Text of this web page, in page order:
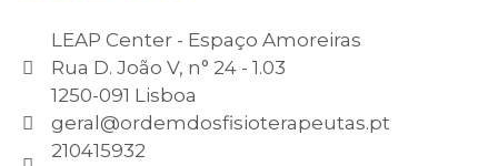
LEAP Center - Espaço Amoreiras
Rua D. João V, n° 24 - 1.03
1250-091 Lisboa
geral@ordemdosfisioterapeutas.pt
210415932